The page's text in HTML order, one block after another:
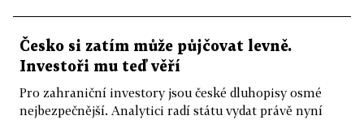
Česko si zatím může půjčovat levně.
Investoři mu teď věří
Pro zahraniční investory jsou české dluhopisy osmé
nejbezpečnější. Analytici radí státu vydat právě nyní